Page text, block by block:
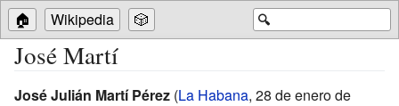
🔍
🏠 Wikipedia 🎲
José Martí
José Julián Martí Pérez (La Habana, 28 de enero de